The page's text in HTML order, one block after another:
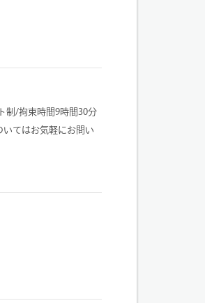
制/拘束時間9時間30分
てはお気軽にお問い